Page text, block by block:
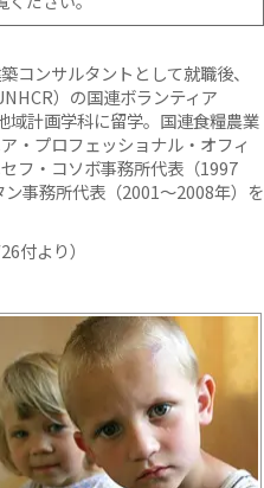
コンサルタントとして就職後、
）の国連ボランティア
域計画学科に留学。国連食糧農業
・プロフェッショナル・オフィ
フ・コソボ事務所代表（1997
事務所代表（2001〜2008年）を
付より）